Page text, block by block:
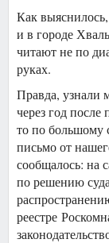
Как
и в городе
читают не по
руках.
Правда, узнали
через год
то по большому
письмо от
сообщалось: на
по решению
реестре